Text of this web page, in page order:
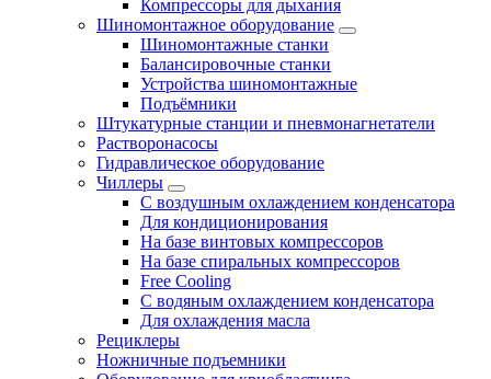
Компрессоры для дыхания
Шиномонтажное оборудование
Шиномонтажные станки
Балансировочные станки
Устройства шиномонтажные
Подъёмники
Штукатурные станции и пневмонагнетатели
Растворонасосы
Гидравлическое оборудование
Чиллеры
С воздушным охлаждением конденсатора
Для кондиционирования
На базе винтовых компрессоров
На базе спиральных компрессоров
Free Cooling
С водяным охлаждением конденсатора
Для охлаждения масла
Рециклеры
Ножничные подъемники